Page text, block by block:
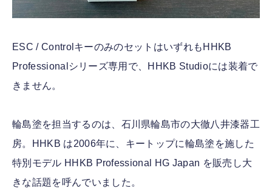
ESC / ControlキーのみのセットはいずれもHHKB
Professionalシリーズ専用で、HHKB Studioには装着で
きません。
輪島塗を担当するのは、石川県輪島市の大徹八井漆器工
房。HHKB は2006年に、キートップに輪島塗を施した
特別モデル HHKB Professional HG Japan を販売し大
きな話題を呼んでいました。